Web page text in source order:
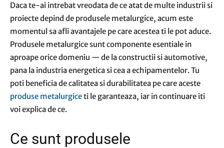
Daca te-ai intrebat vreodata de ce atat de multe industrii si
proiecte depind de produsele metalurgice, acum este
momentul sa afli avantajele pe care acestea ti le pot aduce.
Produsele metalurgice sunt componente esentiale in
aproape orice domeniu — de la constructii si automotive,
pana la industria energetica si cea a echipamentelor. Tu
poti beneficia de calitatea si durabilitatea pe care aceste
produse metalurgiceti le garanteaza, iar in continuare iti
voi explica de ce.
Ce sunt produsele